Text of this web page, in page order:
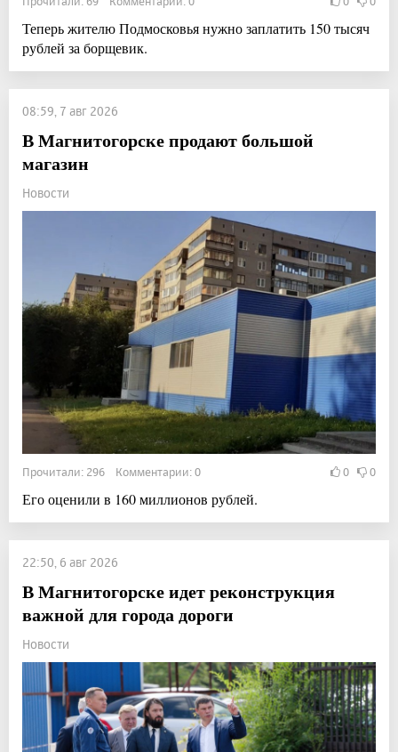
Теперь жителю Подмосковья нужно заплатить 150 тысяч
рублей за борщевик.
08:59, 7 авг 2026
В Магнитогорске продают большой
магазин
Новости
Прочитали: 296 Комментарии: 0 0 0
Его оценили в 160 миллионов рублей.
22:50, 6 авг 2026
В Магнитогорске идет реконструкция
важной для города дороги
Новости